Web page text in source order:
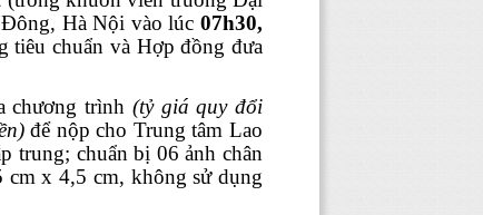
Hà Nội vào lúc 07h30,
tiêu chuẩn và Hợp đồng đưa
chương trình (tỷ giá quy đổi
để nộp cho Trung tâm Lao
trung; chuẩn bị 06 ảnh chân
cm x 4,5 cm, không sử dụng